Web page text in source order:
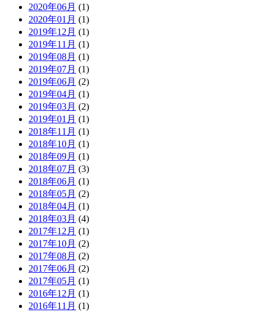
2020年06月 (1)
2020年01月 (1)
2019年12月 (1)
2019年11月 (1)
2019年08月 (1)
2019年07月 (1)
2019年06月 (2)
2019年04月 (1)
2019年03月 (2)
2019年01月 (1)
2018年11月 (1)
2018年10月 (1)
2018年09月 (1)
2018年07月 (3)
2018年06月 (1)
2018年05月 (2)
2018年04月 (1)
2018年03月 (4)
2017年12月 (1)
2017年10月 (2)
2017年08月 (2)
2017年06月 (2)
2017年05月 (1)
2016年12月 (1)
2016年11月 (1)